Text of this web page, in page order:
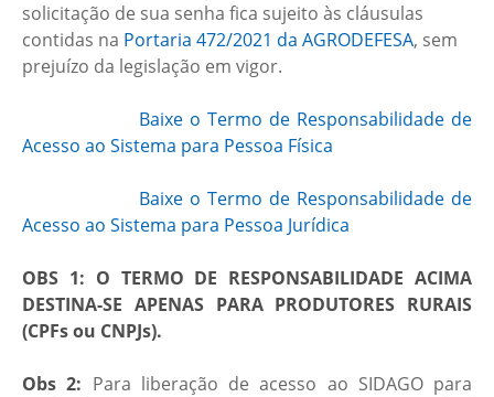
solicitação de sua senha fica sujeito às cláusulas
contidas na Portaria 472/2021 da AGRODEFESA, sem
prejuízo da legislação em vigor.
Baixe o Termo de Responsabilidade de
Acesso ao Sistema para Pessoa Física
Baixe o Termo de Responsabilidade de
Acesso ao Sistema para Pessoa Jurídica
OBS 1: O TERMO DE RESPONSABILIDADE ACIMA
DESTINA-SE APENAS PARA PRODUTORES RURAIS
(CPFs ou CNPJs).
Obs 2: Para liberação de acesso ao SIDAGO para